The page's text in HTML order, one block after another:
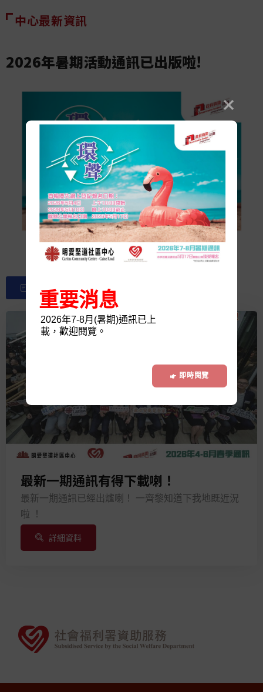
中心最新資訊
2026年暑期活動通訊已出版啦!
資料更改及滿額表格
最新一期通訊有得下載喇！
最新一期通訊已經出爐喇！ 一齊黎知道下我地既近況
啦 ！
詳細資料
重要消息
2026年7-8月(暑期)通訊已上
載，歡迎閱覽。
即時閱覽